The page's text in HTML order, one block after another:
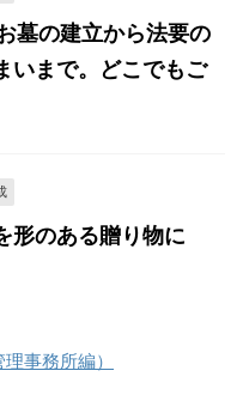
墓の建立から法要の
いまで。どこでもご
形のある贈り物に
事務所編）